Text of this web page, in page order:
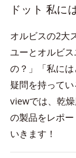
ドット 私に
オルビスの2大
ユーとオルビ
の？」「私に
疑問を持って
viewでは、乾
の製品をレポ
いきます！